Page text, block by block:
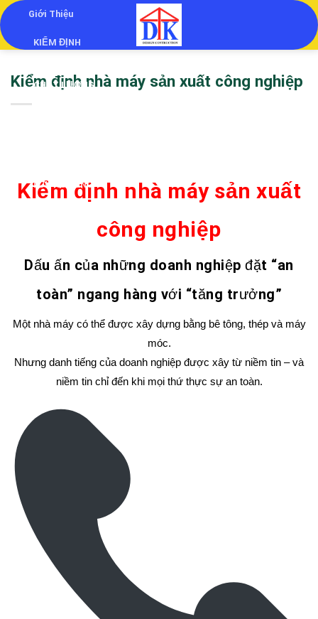
Skip
to
content
Giới Thiệu
KIỂM ĐỊNH
CHẤT LƯỢNG
LÚN NGHIÊNG
Kiểm định nhà máy sản xuất công nghiệp
Kiểm định nhà máy sản xuất
công nghiệp
Dấu ấn của những doanh nghiệp đặt “an
toàn” ngang hàng với “tăng trưởng”
Một nhà máy có thể được xây dựng bằng bê tông, thép và máy
móc.
Nhưng danh tiếng của doanh nghiệp được xây từ niềm tin – và
niềm tin chỉ đến khi mọi thứ thực sự an toàn.